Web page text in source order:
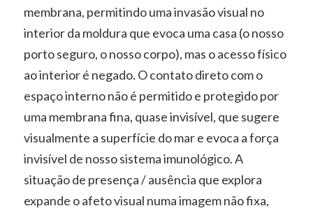
membrana, permitindo uma invasão visual no
interior da moldura que evoca uma casa (o nosso
porto seguro, o nosso corpo), mas o acesso físico
ao interior é negado. O contato direto com o
espaço interno não é permitido e protegido por
uma membrana fina, quase invisível, que sugere
visualmente a superfície do mar e evoca a força
invisível de nosso sistema imunológico. A
situação de presença / ausência que explora
expande o afeto visual numa imagem não fixa,